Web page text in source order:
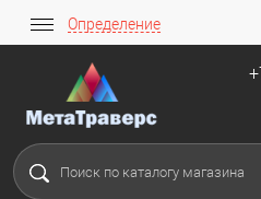
Определение